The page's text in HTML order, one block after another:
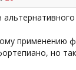
применению
но